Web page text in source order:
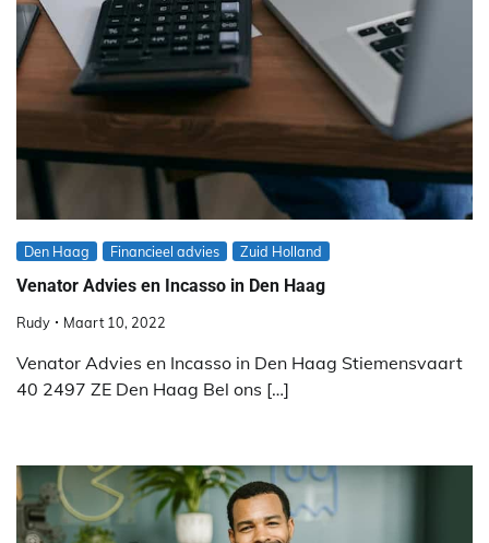
Den Haag Financieel advies Zuid Holland
Venator Advies en Incasso in Den Haag
Rudy Maart 10, 2022
Venator Advies en Incasso in Den Haag Stiemensvaart
40 2497 ZE Den Haag Bel ons […]